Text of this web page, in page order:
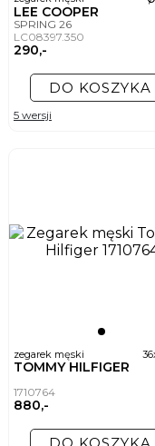
LEE COOPER
SPRING 26
LC08397.350
290,-
DO KOSZYKA
5 wersji
zegarek męski
TOMMY HILFIGER
1710764
880,-